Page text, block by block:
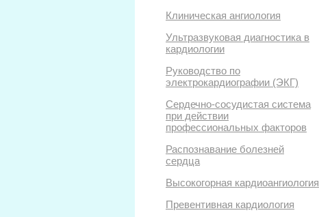
Клиническая ангиология
Ультразвуковая диагностика в
кардиологии
Руководство по
электрокардиографии (ЭКГ)
Сердечно-сосудистая система
при действии
профессиональных факторов
Распознавание болезней
сердца
Высокогорная кардиоангиология
Превентивная кардиология